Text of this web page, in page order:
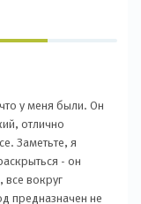
у меня были. Он
отлично
Заметьте, я
- он
все вокруг
предназначен не